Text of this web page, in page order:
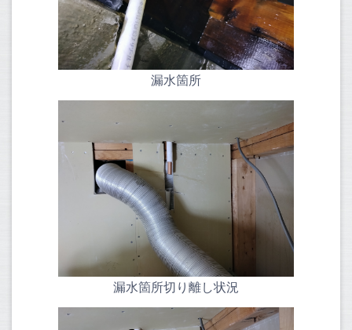
漏水箇所
漏水箇所切り離し状況